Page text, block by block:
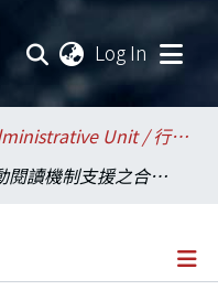
Log In
Administrative Unit / 行政單位
具行動閱讀機制支援之合作閱讀標註系統對於閱讀歷程及成效的影響研究